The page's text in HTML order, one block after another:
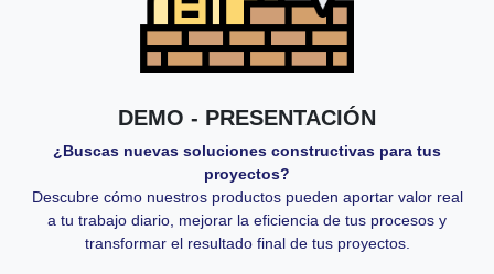
DEMO - PRESENTACIÓN
¿Buscas nuevas soluciones constructivas para tus
proyectos?
Descubre cómo nuestros productos pueden aportar valor real
a tu trabajo diario, mejorar la eficiencia de tus procesos y
transformar el resultado final de tus proyectos.
a tu trabajo diario, mejorar la eficiencia de tus procesos y
transformar el resultado final de tus proyectos.
Duración:
4-6 horas
Importe:
Próximas fechas: